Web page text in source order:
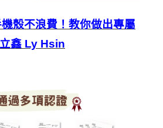
殼不浪費！教你做出專屬
鑫 Ly Hsin